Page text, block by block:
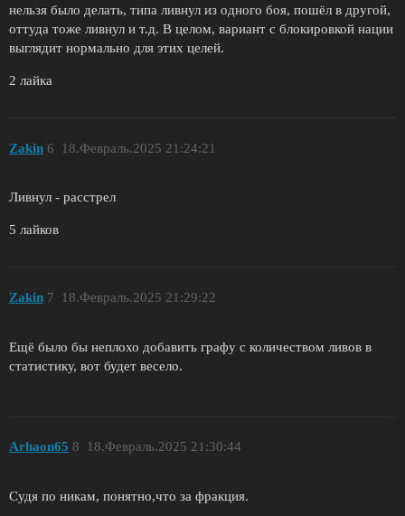
нельзя было делать, типа ливнул из одного боя, пошёл в другой,
оттуда тоже ливнул и т.д. В целом, вариант с блокировкой нации
выглядит нормально для этих целей.
2 лайка
Zakin 18.Февраль.2025 21:24:21
6
Ливнул - расстрел
5 лайков
Zakin 18.Февраль.2025 21:29:22
7
Ещё было бы неплохо добавить графу с количеством ливов в
статистику, вот будет весело.
Arhaon65 18.Февраль.2025 21:30:44
8
Судя по никам, понятно,что за фракция.